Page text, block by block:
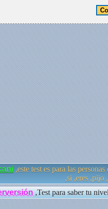
,este test es para las
,si ,eres ,pijo
,Test para saber tu